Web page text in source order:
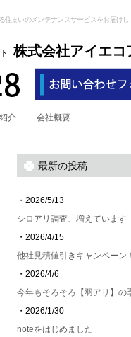
まいのメンテナンスサービスをお届けし
株式会社アイエコ
介 会社概要
最新の投稿
・2026/5/13
シロアリ調査、増えています
・2026/4/15
他社見積値引きキャンペーン！
・2026/4/6
今年もそろそろ【羽アリ】
・2026/1/30
noteをはじめました